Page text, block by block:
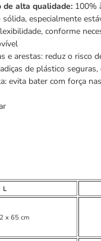
alta qualidade: 100%
especialmente
conforme
e arestas: reduz o risco
de plástico
evita bater com força
L
x 65 cm